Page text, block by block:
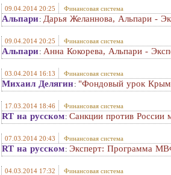
09.04.2014 20:25 Финансовая система
Альпари: Дарья Желаннова, Альпари -
09.04.2014 20:25 Финансовая система
Альпари: Анна Кокорева, Альпари -
03.04.2014 16:13 Финансовая система
Михаил Делягин: "Фондовый урок
17.03.2014 18:46 Финансовая система
RT на русском: Санкции против России
07.03.2014 20:43 Финансовая система
RT на русском: Эксперт: Программа
04.03.2014 17:32 Финансовая система